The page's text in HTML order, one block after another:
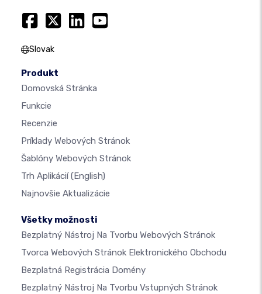
Slovak
Produkt
Domovská Stránka
Funkcie
Recenzie
Príklady Webových Stránok
Šablóny Webových Stránok
Trh Aplikácií(English)
Najnovšie Aktualizácie
Všetky možnosti
Bezplatný Nástroj Na Tvorbu Webových Stránok
Tvorca Webových Stránok Elektronického Obchodu
Bezplatná Registrácia Domény
Bezplatný Nástroj Na Tvorbu Vstupných Stránok